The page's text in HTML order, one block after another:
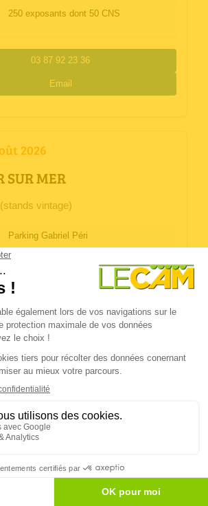
250 exposants dont 50 CNS
03 87 92 23 36
Email
2026
SUR MER
vintage)
Parking Gabriel Péri
Votre contact : Service Evènementiel.
evenementiel@saintcyrsurmer.fr
Mairie : Place d’Estienne d’Orves.
83270 St Cyr Sur Mer.
25
04 94 26 26 22